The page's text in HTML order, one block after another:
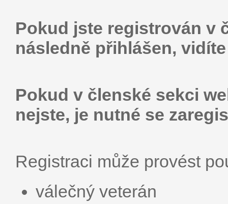
Pokud jste registrován v
následně přihlášen,
Pokud v členské sekci
nejste, je nutné se
Registraci může provést
válečný veterán